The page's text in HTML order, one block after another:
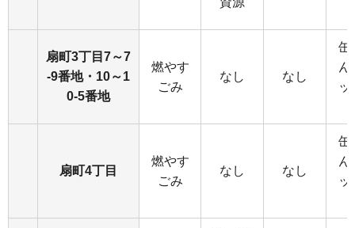
扇町3丁目7～7
-9番地・10～1
0-5番地
燃やす
ごみ
なし なし
缶
ん
ッ
扇町4丁目
燃やす
ごみ
なし なし
缶
ん
ッ